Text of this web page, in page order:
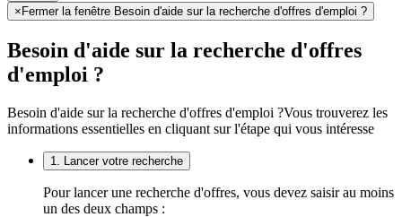
× Fermer la fenêtre Besoin d'aide sur la recherche d'offres d'emploi ?
Besoin d'aide sur la recherche d'offres
d'emploi ?
Besoin d'aide sur la recherche d'offres d'emploi ?Vous trouverez les
informations essentielles en cliquant sur l'étape qui vous intéresse
1. Lancer votre recherche
Pour lancer une recherche d'offres, vous devez saisir au moins
un des deux champs :